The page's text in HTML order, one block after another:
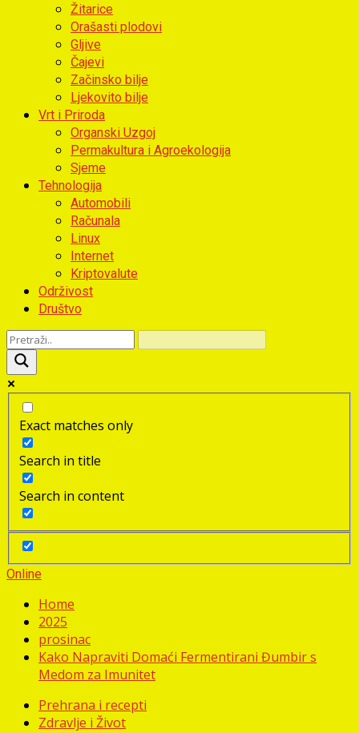
Žitarice
Orašasti plodovi
Gljive
Čajevi
Začinsko bilje
Ljekovito bilje
Vrt i Priroda
Organski Uzgoj
Permakultura i Agroekologija
Sjeme
Tehnologija
Automobili
Računala
Linux
Internet
Kriptovalute
Održivost
Društvo
Exact matches only
Search in title
Search in content
Online
Home
2025
prosinac
Kako Napraviti Domaći Fermentirani Đumbir s
Medom za Imunitet
Prehrana i recepti
Zdravlje i Život